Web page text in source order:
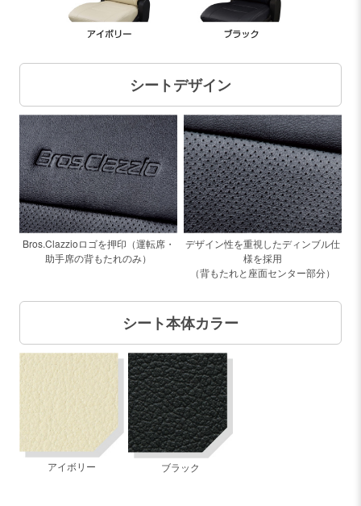
シートデザイン
Bros.Clazzioロゴを押印（運転席・
助手席の背もたれのみ）
デザイン性を重視したディンブル仕
様を採用
（背もたれと座面センター部分）
シート本体カラー
アイボリー ブラック